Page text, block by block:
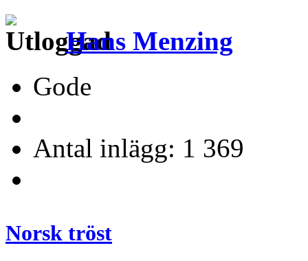
Hans Menzing
Gode
Antal inlägg: 1 369
Norsk tröst